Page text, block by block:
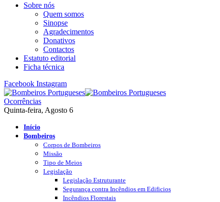
Sobre nós
Quem somos
Sinopse
Agradecimentos
Donativos
Contactos
Estatuto editorial
Ficha técnica
Facebook Instagram
Ocorrências
Quinta-feira, Agosto 6
Início
Bombeiros
Corpos de Bombeiros
Missão
Tipo de Meios
Legislação
Legislação Estruturante
Segurança contra Incêndios em Edificios
Incêndios Florestais